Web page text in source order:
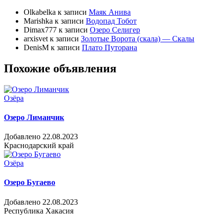
Olkabelka к записи Маяк Анива
Marishka к записи Водопад Тобот
Dimax777 к записи Озеро Селигер
arxisvet к записи Золотые Ворота (скала) — Скалы
DenisM к записи Плато Путорана
Похожие объявления
Озёра
Озеро Лиманчик
Добавлено 22.08.2023
Краснодарский край
Озёра
Озеро Бугаево
Добавлено 22.08.2023
Республика Хакасия